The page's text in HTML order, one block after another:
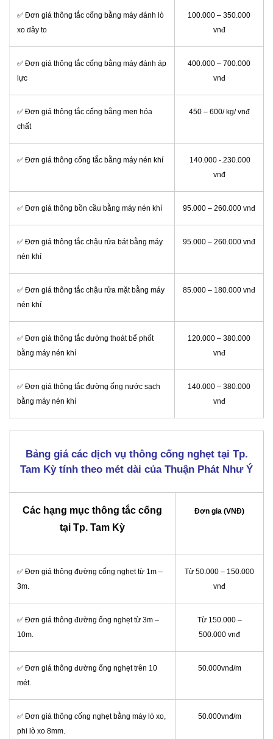
✅ Đơn giá thông tắc cống bằng máy đánh lò
xo dây to
100.000 – 350.000
vnđ
✅ Đơn giá thông tắc cống bằng máy đánh áp
lực
400.000 – 700.000
vnđ
✅ Đơn giá thông tắc cống bằng men hóa
chất
450 – 600/ kg/ vnđ
✅ Đơn giá thông cống tắc bằng máy nén khí
140.000 -.230.000
vnđ
✅ Đơn giá thông bồn cầu bằng máy nén khí 95.000 – 260.000 vnđ
✅ Đơn giá thông tắc chậu rửa bát bằng máy
nén khí
95.000 – 260.000 vnđ
✅ Đơn giá thông tắc chậu rửa mặt bằng máy
nén khí
85.000 – 180.000 vnđ
✅ Đơn giá thông tắc đường thoát bể phốt
bằng máy nén khí
120.000 – 380.000
vnđ
✅ Đơn giá thông tắc đường ống nước sạch
bằng máy nén khí
140.000 – 380.000
vnđ
Bảng giá các dịch vụ thông cống nghẹt tại Tp.
Tam Kỳ tính theo mét dài của Thuận Phát Như Ý
Các hạng mục thông tắc cống
tại Tp. Tam Kỳ
Đơn gia (VNĐ)
✅ Đơn giá thông đường cống nghẹt từ 1m –
3m.
Từ 50.000 – 150.000
vnđ
✅ Đơn giá thông đường ống nghẹt từ 3m –
10m.
Từ 150.000 –
500.000 vnđ
✅ Đơn giá thông đường ống nghẹt trên 10
mét.
50.000vnđ/m
✅ Đơn giá thông cống nghẹt bằng máy lò xo,
phi lò xo 8mm.
50.000vnđ/m